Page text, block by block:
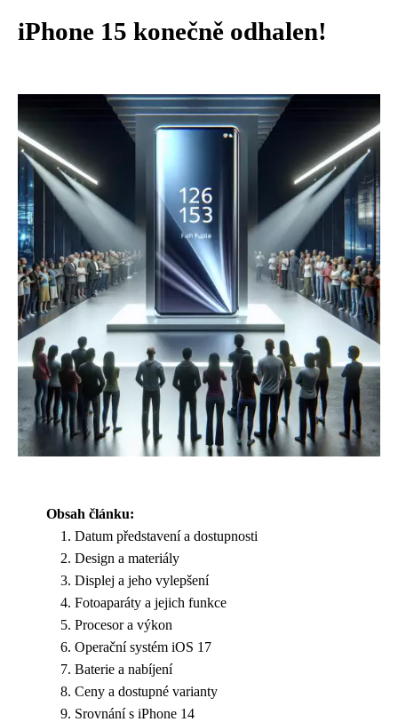
iPhone 15 konečně odhalen!
Obsah článku:
Datum představení a dostupnosti
Design a materiály
Displej a jeho vylepšení
Fotoaparáty a jejich funkce
Procesor a výkon
Operační systém iOS 17
Baterie a nabíjení
Ceny a dostupné varianty
Srovnání s iPhone 14